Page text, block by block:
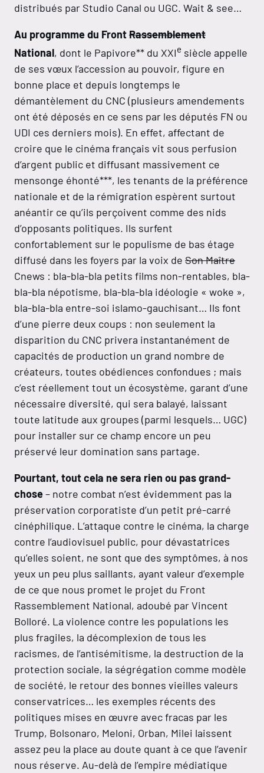
distribués par Studio Canal ou UGC. Wait & see…
Au programme du FrontRassemblement
National, dont le Papivore** du XXIe siècle appelle
de ses vœux l’accession au pouvoir, figure en
bonne place et depuis longtemps le
démantèlement du CNC (plusieurs amendements
ont été déposés en ce sens par les députés FN ou
UDI ces derniers mois). En effet, affectant de
croire que le cinéma français vit sous perfusion
d’argent public et diffusant massivement ce
mensonge éhonté***, les tenants de la préférence
nationale et de la rémigration espèrent surtout
anéantir ce qu’ils perçoivent comme des nids
d’opposants politiques. Ils surfent
confortablement sur le populisme de bas étage
diffusé dans les foyers par la voix de Son Maître
Cnews : bla-bla-bla petits films non-rentables, bla-
bla-bla népotisme, bla-bla-bla idéologie « woke »,
bla-bla-bla entre-soi islamo-gauchisant… Ils font
d’une pierre deux coups : non seulement la
disparition du CNC privera instantanément de
capacités de production un grand nombre de
créateurs, toutes obédiences confondues ; mais
c’est réellement tout un écosystème, garant d’une
nécessaire diversité, qui sera balayé, laissant
toute latitude aux groupes (parmi lesquels… UGC)
pour installer sur ce champ encore un peu
préservé leur domination sans partage.
Pourtant, tout cela ne sera rien ou pas grand-
chose– notre combat n’est évidemment pas la
préservation corporatiste d’un petit pré-carré
cinéphilique. L’attaque contre le cinéma, la charge
contre l’audiovisuel public, pour dévastatrices
qu’elles soient, ne sont que des symptômes, à nos
yeux un peu plus saillants, ayant valeur d’exemple
de ce que nous promet le projet du Front
Rassemblement National, adoubé par Vincent
Bolloré. La violence contre les populations les
plus fragiles, la décomplexion de tous les
racismes, de l’antisémitisme, la destruction de la
protection sociale, la ségrégation comme modèle
de société, le retour des bonnes vieilles valeurs
conservatrices… les exemples récents des
politiques mises en œuvre avec fracas par les
Trump, Bolsonaro, Meloni, Orban, Milei laissent
assez peu la place au doute quant à ce que l’avenir
nous réserve. Au-delà de l’empire médiatique